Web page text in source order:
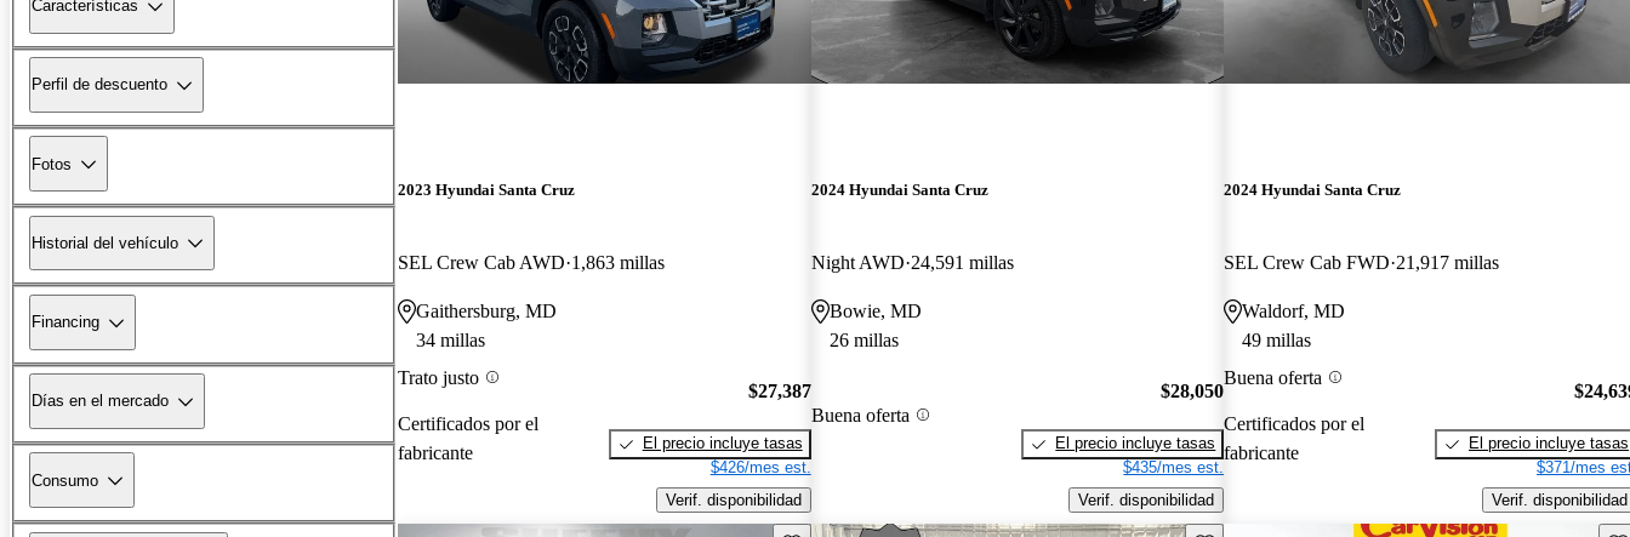
Características
Perfil de descuento
Fotos
Historial del vehículo
Financing
Días en el mercado
Consumo
2023 Hyundai Santa Cruz
SEL Crew Cab AWD 1,863 millas
Gaithersburg, MD
34 millas
Trato justo
Certificados por el
fabricante
$27,387
El precio incluye tasas
$426/mes est.
Verif. disponibilidad
2024 Hyundai Santa Cruz
Night AWD 24,591 millas
Bowie, MD
26 millas
Buena oferta
$28,050
El precio incluye tasas
$435/mes est.
Verif. disponibilidad
2024 Hyundai Santa Cruz
SEL Crew Cab FWD 21,917 millas
Waldorf, MD
49 millas
Buena oferta
Certificados por el
fabricante
El precio incluye tasas
$371/mes
Verif. disponibilidad